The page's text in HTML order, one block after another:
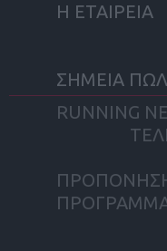
Η ΕΤΑΙΡΕΙΑ
ΣΗΜΕΙΑ
RUNNING